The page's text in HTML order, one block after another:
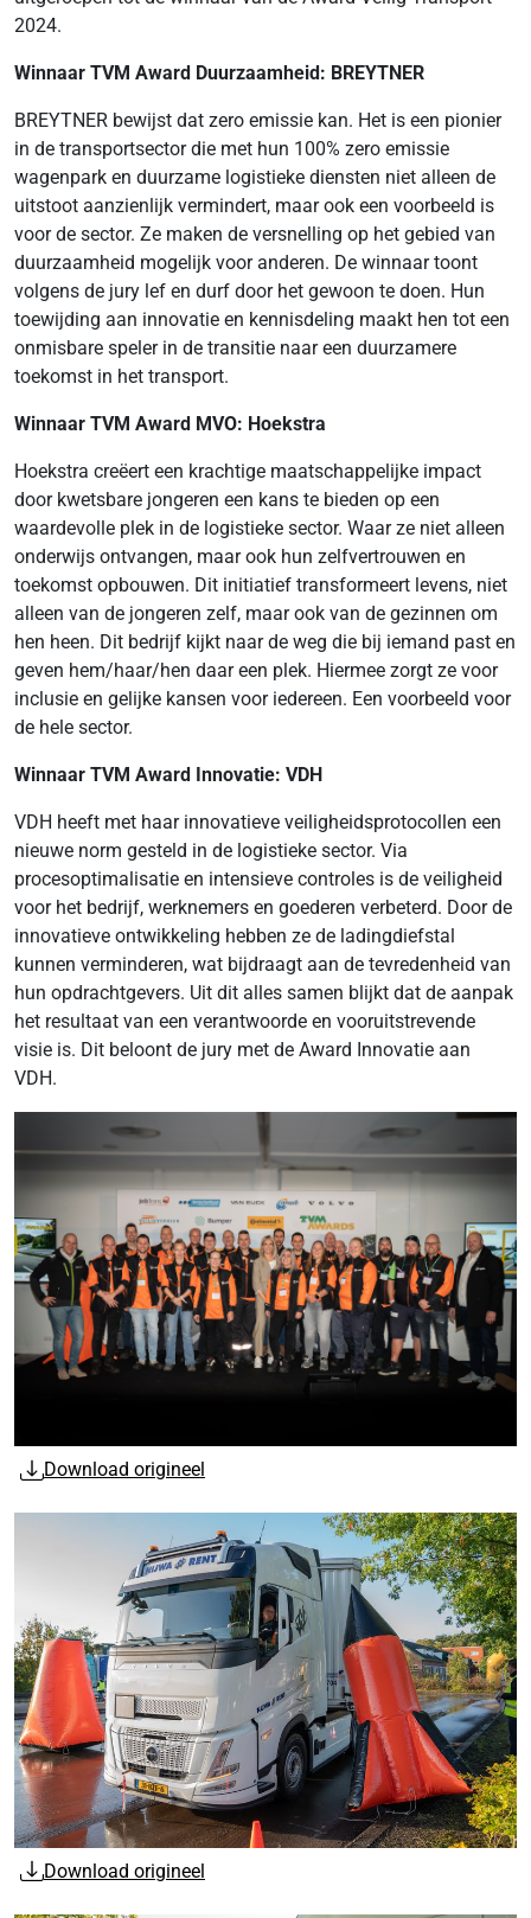
2024.
Winnaar TVM Award Duurzaamheid: BREYTNER
BREYTNER bewijst dat zero emissie kan. Het is een pionier
in de transportsector die met hun 100% zero emissie
wagenpark en duurzame logistieke diensten niet alleen de
uitstoot aanzienlijk vermindert, maar ook een voorbeeld is
voor de sector. Ze maken de versnelling op het gebied van
duurzaamheid mogelijk voor anderen. De winnaar toont
volgens de jury lef en durf door het gewoon te doen. Hun
toewijding aan innovatie en kennisdeling maakt hen tot een
onmisbare speler in de transitie naar een duurzamere
toekomst in het transport.
Winnaar TVM Award MVO: Hoekstra
Hoekstra creëert een krachtige maatschappelijke impact
door kwetsbare jongeren een kans te bieden op een
waardevolle plek in de logistieke sector. Waar ze niet alleen
onderwijs ontvangen, maar ook hun zelfvertrouwen en
toekomst opbouwen. Dit initiatief transformeert levens, niet
alleen van de jongeren zelf, maar ook van de gezinnen om
hen heen. Dit bedrijf kijkt naar de weg die bij iemand past en
geven hem/haar/hen daar een plek. Hiermee zorgt ze voor
inclusie en gelijke kansen voor iedereen. Een voorbeeld voor
de hele sector.
Winnaar TVM Award Innovatie: VDH
VDH heeft met haar innovatieve veiligheidsprotocollen een
nieuwe norm gesteld in de logistieke sector. Via
procesoptimalisatie en intensieve controles is de veiligheid
voor het bedrijf, werknemers en goederen verbeterd. Door de
innovatieve ontwikkeling hebben ze de ladingdiefstal
kunnen verminderen, wat bijdraagt aan de tevredenheid van
hun opdrachtgevers. Uit dit alles samen blijkt dat de aanpak
het resultaat van een verantwoorde en vooruitstrevende
visie is. Dit beloont de jury met de Award Innovatie aan
VDH.
Download origineel
Download origineel